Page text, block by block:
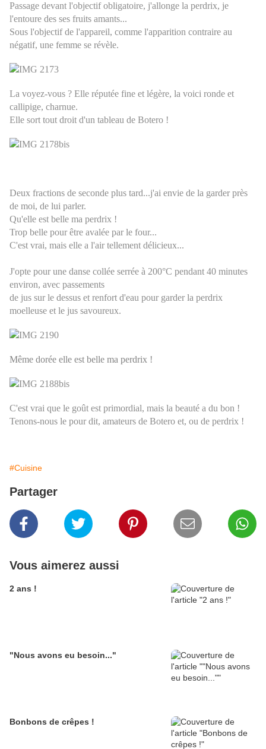
Passage devant l'objectif obligatoire, j'allonge la perdrix, je
l'entoure des ses fruits amants...
Sous l'objectif de l'appareil, comme l'apparition contraire au
négatif, une femme se révèle.
La voyez-vous ? Elle réputée fine et légère, la voici ronde et
callipige, charnue.
Elle sort tout droit d'un tableau de Botero !
Deux fractions de seconde plus tard...j'ai envie de la garder près
de moi, de lui parler.
Qu'elle est belle ma perdrix !
Trop belle pour être avalée par le four...
C'est vrai, mais elle a l'air tellement délicieux...
J'opte pour une danse collée serrée à 200°C pendant 40 minutes
environ, avec passements
de jus sur le dessus et renfort d'eau pour garder la perdrix
moelleuse et le jus savoureux.
Même dorée elle est belle ma perdrix !
C'est vrai que le goût est primordial, mais la beauté a du bon !
Tenons-nous le pour dit, amateurs de Botero et, ou de perdrix !
#Cuisine
Partager
Vous aimerez aussi
2 ans !
"Nous avons eu besoin..."
Bonbons de crêpes !